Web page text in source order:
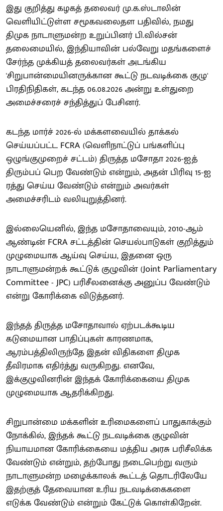
இது குறித்து கழகத் தலைவர் மு.க.ஸ்டாலின்
வெளியிட்டுள்ள சமூகவலைதள பதிவில், நமது
திமுக நாடாளுமன்ற உறுப்பினர் பி.வில்சன்
தலைமையில், இந்தியாவின் பல்வேறு மதங்களைச்
சேர்ந்த முக்கியத் தலைவர்கள் அடங்கிய
'சிறுபான்மையினருக்கான கூட்டு நடவடிக்கை குழு'
பிரதிநிதிகள், கடந்த 06.08.2026 அன்று உள்துறை
அமைச்சரைச் சந்தித்துப் பேசினர்.
கடந்த மார்ச் 2026-ல் மக்களவையில் தாக்கல்
செய்யப்பட்ட FCRA (வெளிநாட்டுப் பங்களிப்பு
ஒழுங்குமுறைச் சட்டம்) திருத்த மசோதா 2026-ஐத்
திரும்பப் பெற வேண்டும் என்றும், அதன் பிரிவு 15-ஐ
ரத்து செய்ய வேண்டும் என்றும் அவர்கள்
அமைச்சரிடம் வலியுறுத்தினர்.
இல்லையெனில், இந்த மசோதாவையும், 2010-ஆம்
ஆண்டின் FCRA சட்டத்தின் செயல்பாடுகள் குறித்தும்
முழுமையாக ஆய்வு செய்ய, இதனை ஒரு
நாடாளுமன்றக் கூட்டுக் குழுவின் (Joint Parliamentary
Committee - JPC) பரிசீலனைக்கு அனுப்ப வேண்டும்
என்று கோரிக்கை விடுத்தனர்.
இந்தத் திருத்த மசோதாவால் ஏற்படக்கூடிய
கடுமையான பாதிப்புகள் காரணமாக,
ஆரம்பத்திலிருந்தே இதன் விதிகளை திமுக
தீவிரமாக எதிர்த்து வருகிறது. எனவே,
இக்குழுவினரின் இந்தக் கோரிக்கையை திமுக
முழுமையாக ஆதரிக்கிறது.
சிறுபான்மை மக்களின் உரிமைகளைப் பாதுகாக்கும்
நோக்கில், இந்தக் கூட்டு நடவடிக்கை குழுவின்
நியாயமான கோரிக்கையை மத்திய அரசு பரிசீலிக்க
வேண்டும் என்றும், தற்போது நடைபெற்று வரும்
நாடாளுமன்ற மழைக்காலக் கூட்டத் தொடரிலேயே
இதற்குத் தேவையான உரிய நடவடிக்கைகளை
எடுக்க வேண்டும் என்றும் கேட்டுக் கொள்கிறேன்.